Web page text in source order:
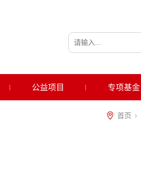
公益项目 专项基金
首页